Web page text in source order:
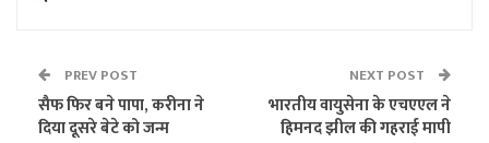
PREV POST
सैफ फिर बने पापा, करीना ने
दिया दूसरे बेटे को जन्म
NEXT POST
भारतीय वायुसेना के एचएएल ने
हिमनद झील की गहराई मापी